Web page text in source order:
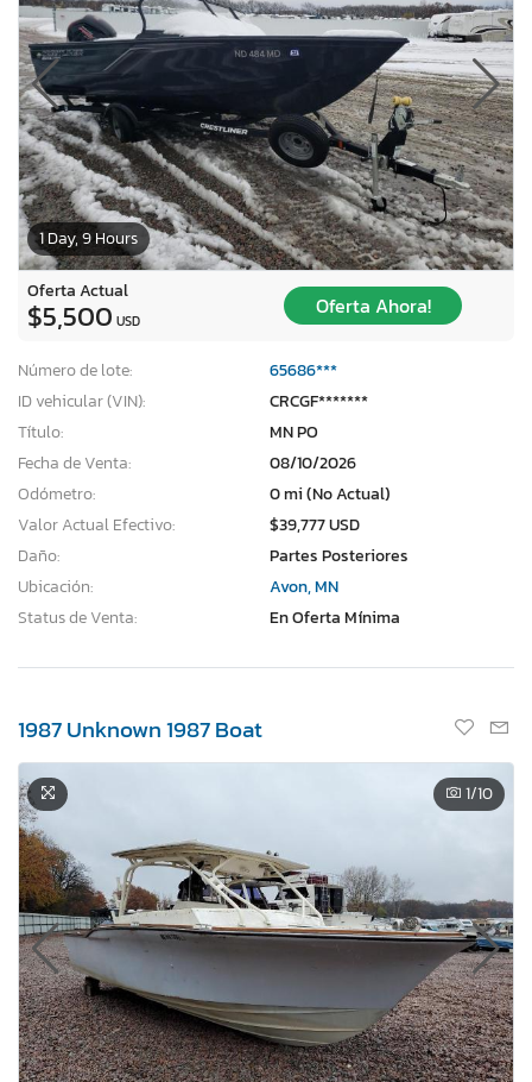
1 Day, 9 Hours
Oferta Actual
$5,500 USD
Oferta Ahora!
Número de lote:
65686***
ID vehicular (VIN):
CRCGF*******
Título:
MN PO
Fecha de Venta:
08/10/2026
Odómetro:
0 mi (No Actual)
Valor Actual Efectivo:
$39,777 USD
Daño:
Partes Posteriores
Ubicación:
Avon, MN
Status de Venta:
En Oferta Mínima
1987 Unknown 1987 Boat
1/10